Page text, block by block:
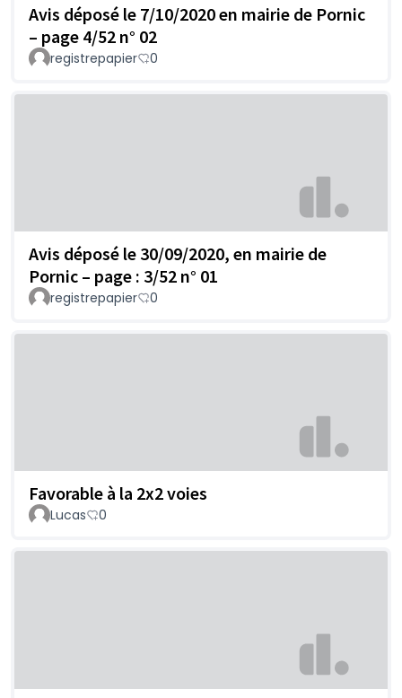
Avis déposé le 7/10/2020 en mairie de Pornic
– page 4/52 n° 02
registrepapier 0
Avis déposé le 30/09/2020, en mairie de
Pornic – page : 3/52 n° 01
registrepapier 0
Favorable à la 2x2 voies
Lucas 0